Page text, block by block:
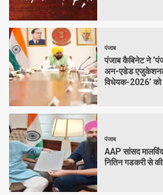
पंजाब
पंजाब कैबिनेट ने
अन-एडेड
विधेयक-2026’ को
पंजाब
AAP सांसद
नितिन गडकरी से